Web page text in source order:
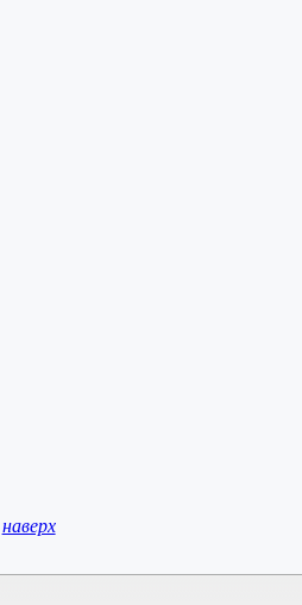
наверх